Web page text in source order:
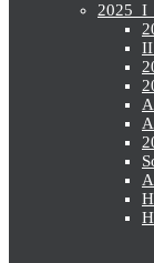
II